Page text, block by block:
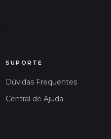
SUPORTE
Dúvidas Frequentes
Central de Ajuda